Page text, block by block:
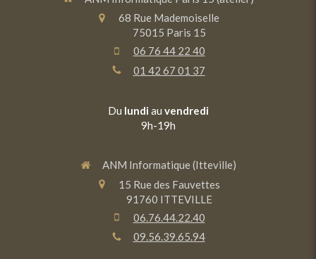
68 Rue Mademoiselle
75015 Paris 15
06 76 44 22 40
01 42 67 01 37
Du lundi au vendredi
9h-19h
ANM Informatique (Itteville)
15 Rue des Fauvettes
91760 ITTEVILLE
06.76.44.22.40
09.56.39.65.94